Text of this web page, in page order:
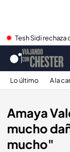
Tesh Sidi
Lo último A la
Amaya
mucho
mucho"